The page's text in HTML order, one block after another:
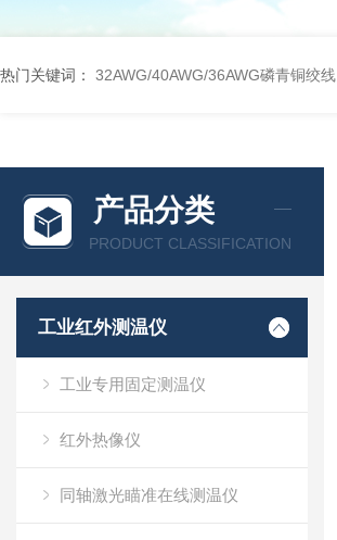
热门关键词： 32AWG/40AWG/36AWG磷青铜绞线
产品分类
PRODUCT CLASSIFICATION
工业红外测温仪
工业专用固定测温仪
红外热像仪
同轴激光瞄准在线测温仪